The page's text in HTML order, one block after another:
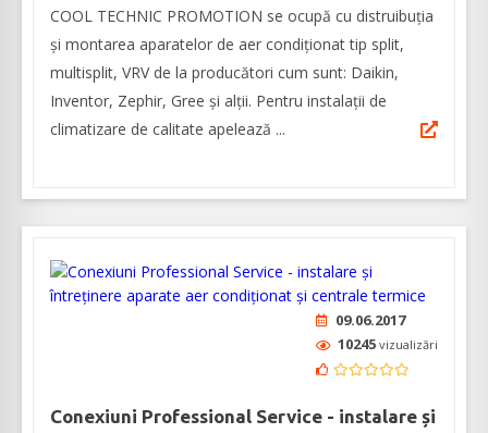
COOL TECHNIC PROMOTION se ocupă cu distruibuția
și montarea aparatelor de aer condiționat tip split,
multisplit, VRV de la producători cum sunt: Daikin,
Inventor, Zephir, Gree și alții. Pentru instalații de
climatizare de calitate apelează ...
09.06.2017
10245 vizualizări
Conexiuni Professional Service - instalare și